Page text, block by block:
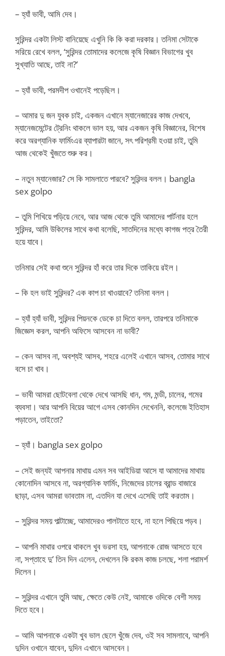
– হ্যাঁ ভাবী, আমি দেব।
সুরিন্দর একটা লিস্ট বানিয়েছে এখুনি কি কি করা দরকার। তনিমা সেটাকে
সরিয়ে রেখে বলল, ‘সুরিন্দর তোমাদের কলেজে কৃষি বিজ্ঞান বিভাগের খুব
সুখ্যাতি আছে, তাই না?’
– হ্যাঁ ভাবী, পরমদীপ ওখানেই পড়েছিল।
– আমার দু জন যুবক চাই, একজন এখানে ম্যানেজারের কাজ দেখবে,
ম্যানেজমেন্টের ট্রেনিং থাকলে ভাল হয়, আর একজন কৃষি বিজ্ঞানের, বিশেষ
করে অরগ্যানিক ফার্মিংএর ব্যাপারটা জানে, সৎ পরিশ্রমী হওয়া চাই, তুমি
আজ থেকেই খুঁজতে শুরু কর।
– নতুন ম্যানেজার? সে কি সামলাতে পারবে? সুরিন্দর বলল। bangla
sex golpo
– তুমি শিখিয়ে পড়িয়ে নেবে, আর আজ থেকে তুমি আমাদের পার্টনার হলে
সুরিন্দর, আমি উকিলের সাথে কথা বলেছি, সাতদিনের মধ্যে কাগজ পত্র তৈরী
হয়ে যাবে।
তনিমার সেই কথা শুনে সুরিন্দর হাঁ করে তার দিকে তাকিয়ে রইল।
– কি হল ভাই সুরিন্দর? এক কাপ চা খাওয়াবে? তনিমা বলল।
– হ্যাঁ হ্যাঁ ভাবী, সুরিন্দর পিয়নকে ডেকে চা দিতে বলল, তারপরে তনিমাকে
জিজ্ঞেস করল, আপনি অফিসে আসবেন না ভাবী?
– কেন আসব না, অবশ্যই আসব, শহরে এলেই এখানে আসব, তোমার সাথে
বসে চা খাব।
– ভাবী আমরা ছোটবেলা থেকে দেখে আসছি ধান, গম, মন্ডী, চালের, গমের
ব্যবসা। আর আপনি বিয়ের আগে এসব কোনদিন দেখেননি, কলেজে ইতিহাস
পড়াতেন, তাইতো?
– হ্যাঁ। bangla sex golpo
– সেই জন্যই আপনার মাথায় এমন সব আইডিয়া আসে যা আমাদের মাথায়
কোনোদিন আসবে না, অরগ্যানিক ফার্মিং, নিজেদের চালের ব্রান্ড বাজারে
ছাড়া, এসব আমরা ভাবতাম না, এতদিন যা দেখে এসেছি তাই করতাম।
– সুরিন্দর সময় পাল্টাচ্ছে, আমাদেরও পালটাতে হবে, না হলে পিছিয়ে পড়ব।
– আপনি মাথার ওপরে থাকলে খুব ভরসা হয়, আপনাকে রোজ আসতে হবে
না, সপ্তাহে দু’ তিন দিন এলেন, দেখলেন কি রকম কাজ চলছে, শলা পরামর্শ
দিলেন।
– সুরিন্দর এখানে তুমি আছ, ক্ষেতে কেউ নেই, আমাকে ওদিকে বেশী সময়
দিতে হবে।
– আমি আপনাকে একটা খুব ভাল ছেলে খুঁজে দেব, ওই সব সামলাবে, আপনি
দুদিন ওখানে যাবেন, দুদিন এখানে আসবেন।